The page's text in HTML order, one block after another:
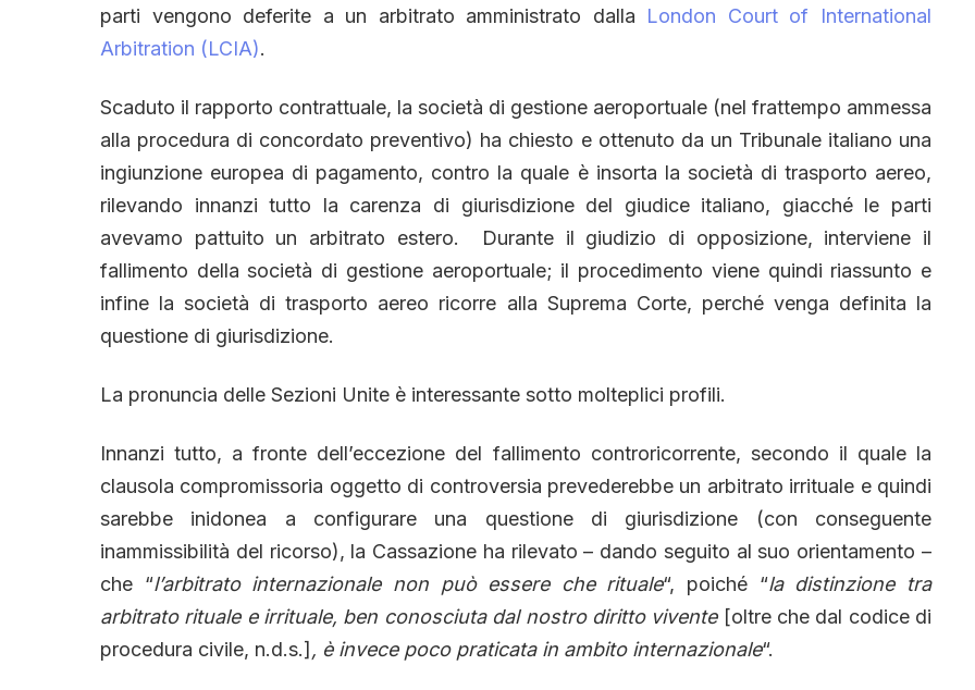
parti vengono deferite a un arbitrato amministrato dalla London Court of International
Arbitration (LCIA).
Scaduto il rapporto contrattuale, la società di gestione aeroportuale (nel frattempo ammessa
alla procedura di concordato preventivo) ha chiesto e ottenuto da un Tribunale italiano una
ingiunzione europea di pagamento, contro la quale è insorta la società di trasporto aereo,
rilevando innanzi tutto la carenza di giurisdizione del giudice italiano, giacché le parti
avevamo pattuito un arbitrato estero. Durante il giudizio di opposizione, interviene il
fallimento della società di gestione aeroportuale; il procedimento viene quindi riassunto e
infine la società di trasporto aereo ricorre alla Suprema Corte, perché venga definita la
questione di giurisdizione.
La pronuncia delle Sezioni Unite è interessante sotto molteplici profili.
Innanzi tutto, a fronte dell’eccezione del fallimento controricorrente, secondo il quale la
clausola compromissoria oggetto di controversia prevederebbe un arbitrato irrituale e quindi
sarebbe inidonea a configurare una questione di giurisdizione (con conseguente
inammissibilità del ricorso), la Cassazione ha rilevato – dando seguito al suo orientamento –
che “l’arbitrato internazionale non può essere che rituale“, poiché “la distinzione tra
arbitrato rituale e irrituale, ben conosciuta dal nostro diritto vivente [oltre che dal codice di
procedura civile, n.d.s.] , è invece poco praticata in ambito internazionale“.